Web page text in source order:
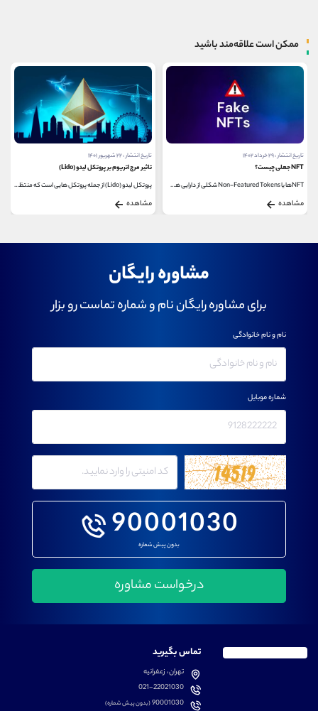
ممکن است علاقه‌مند باشید
تاریخ انتشار : ۲۹ خرداد ۱۴۰۲
NFT جعلی چیست؟
NFTها یا Non-Featured Tokens شکلی از دارایی هستند که به...
مشاهده
تاریخ انتشار : ۲۲ شهریور ۱۴۰۱
تاثیر مرج اتریوم بر پروتکل لیدو (Lido)
پروتکل لیدو (Lido) از جمله پروتکل هایی است که منتظر...
مشاهده
مشاوره رایگان
برای مشاوره رایگان نام و شماره تماست رو بزار
90001030
بدون پیش شماره
نام و نام خانوادگی
شماره موبایل
تماس بگیرید
تهران، زعفرانیه
021-22021030
90001030(بدون پیش شماره)